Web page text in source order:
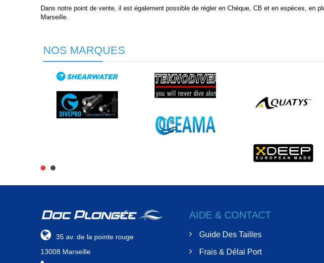
Dans notre point de vente, il est également possible de régler en Chèque, CB et en espèces, en
Marseille.
NOS MARQUES
35 av. de la pointe rouge
13008 Marseille
AIDE & CONTACT
Guide Des Tailles
Frais & Délai Port